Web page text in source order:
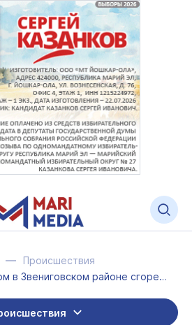
Происшествия
Сегодня рано утром в Звениговском районе сгорело хозяйство